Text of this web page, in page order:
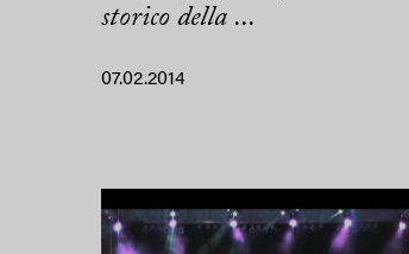
storico della ...
07.02.2014